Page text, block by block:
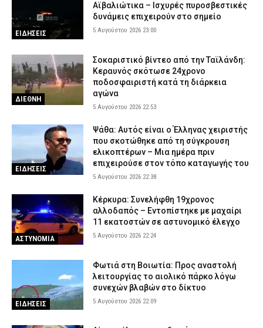
ΕΙΔΗΣΕΙΣ
Αϊβαλιώτικα – Ισχυρές πυροσβεστικές
δυνάμεις επιχειρούν στο σημείο
5 Αυγούστου 2026 23:00
ΔΙΕΘΝΗ
Σοκαριστικό βίντεο από την Ταϊλάνδη:
Κεραυνός σκότωσε 24χρονο
ποδοσφαιριστή κατά τη διάρκεια
αγώνα
5 Αυγούστου 2026 22:53
ΕΙΔΗΣΕΙΣ
Ψάθα: Αυτός είναι ο Έλληνας χειριστής
που σκοτώθηκε από τη σύγκρουση
ελικοπτέρων – Μια ημέρα πριν
επιχειρούσε στον τόπο καταγωγής του
5 Αυγούστου 2026 22:38
ΑΣΤΥΝΟΜΙΑ
Κέρκυρα: Συνελήφθη 19χρονος
αλλοδαπός – Εντοπίστηκε με μαχαίρι
11 εκατοστών σε αστυνομικό έλεγχο
5 Αυγούστου 2026 22:24
ΕΙΔΗΣΕΙΣ
Φωτιά στη Βοιωτία: Προς αναστολή
λειτουργίας το αιολικό πάρκο λόγω
συνεχών βλαβών στο δίκτυο
5 Αυγούστου 2026 22:09